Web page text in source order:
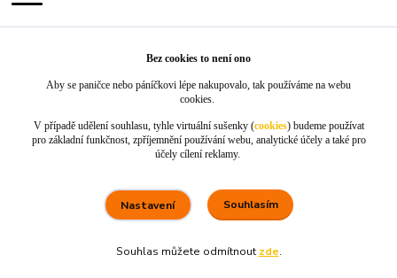
info@jackie-shop.cz
Vytvořeno na Eshop-rychle.cz
Bez cookies to není ono
Aby se paničce nebo páníčkovi lépe nakupovalo, tak používáme na webu
cookies.
V případě udělení souhlasu, tyhle virtuální sušenky (cookies) budeme používat
pro základní funkčnost, zpříjemnění používání webu, analytické účely a také pro
účely cílení reklamy.
Nastavení Souhlasím
Souhlas můžete odmítnout zde.
5. srpna
100 %★★★★★